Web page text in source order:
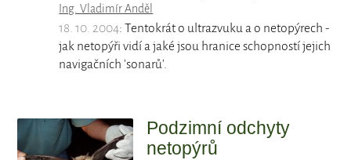
Ing. Vladimír Anděl
18. 10. 2004: Tentokrát o ultrazvuku a o netopýrech -
jak netopýři vidí a jaké jsou hranice schopností jejich
navigačních 'sonarů'.
Podzimní odchyty
netopýrů